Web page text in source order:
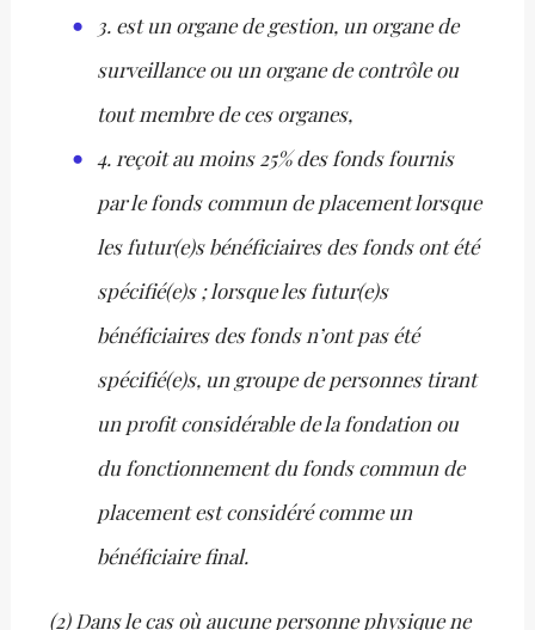
3. est un organe de gestion, un organe de
surveillance ou un organe de contrôle ou
tout membre de ces organes,
4. reçoit au moins 25% des fonds fournis
par le fonds commun de placement lorsque
les futur(e)s bénéficiaires des fonds ont été
spécifié(e)s ; lorsque les futur(e)s
bénéficiaires des fonds n’ont pas été
spécifié(e)s, un groupe de personnes tirant
un profit considérable de la fondation ou
du fonctionnement du fonds commun de
placement est considéré comme un
bénéficiaire final.
(2) Dans le cas où aucune personne physique ne